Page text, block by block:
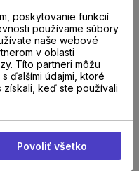
s
nás na
poskytovanie funkcií
používame súbory
naše webové
v oblasti
Títo partneri môžu
ďalšími údajmi, ktoré
keď ste používali
Povoliť všetko